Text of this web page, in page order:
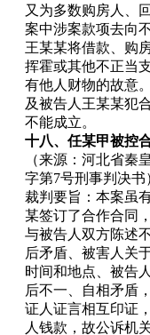
又为多数购房人、
案中涉案款项去向
王某某将借款、购
挥霍或其他不正当
有他人财物的故意
及被告人王某某犯
不能成立。
十八、任某甲被控
（来源：河北省秦
字第7号刑事判决书
裁判要旨：本案虽
某签订了合作合同
与被告人双方陈述
后矛盾、被害人关
时间和地点、被告
后不一、自相矛盾
证人证言相互印证
人钱款，故公诉机